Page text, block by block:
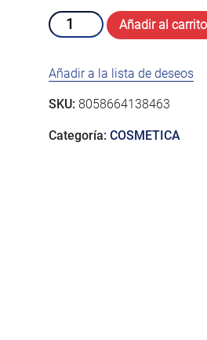
CREMA
CORPORAL
500ML
Añadir al carrito
Añadir a la lista de deseos
SKU:8058664138463
Categoría:COSMETICA